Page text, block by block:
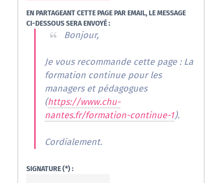
EN PARTAGEANT CETTE PAGE PAR EMAIL, LE MESSAGE
CI-DESSOUS SERA ENVOYÉ :
Bonjour,
Je vous recommande cette page : La
formation continue pour les
managers et pédagogues
(https://www.chu-
nantes.fr/formation-continue-1).
Cordialement.
SIGNATURE (*) :